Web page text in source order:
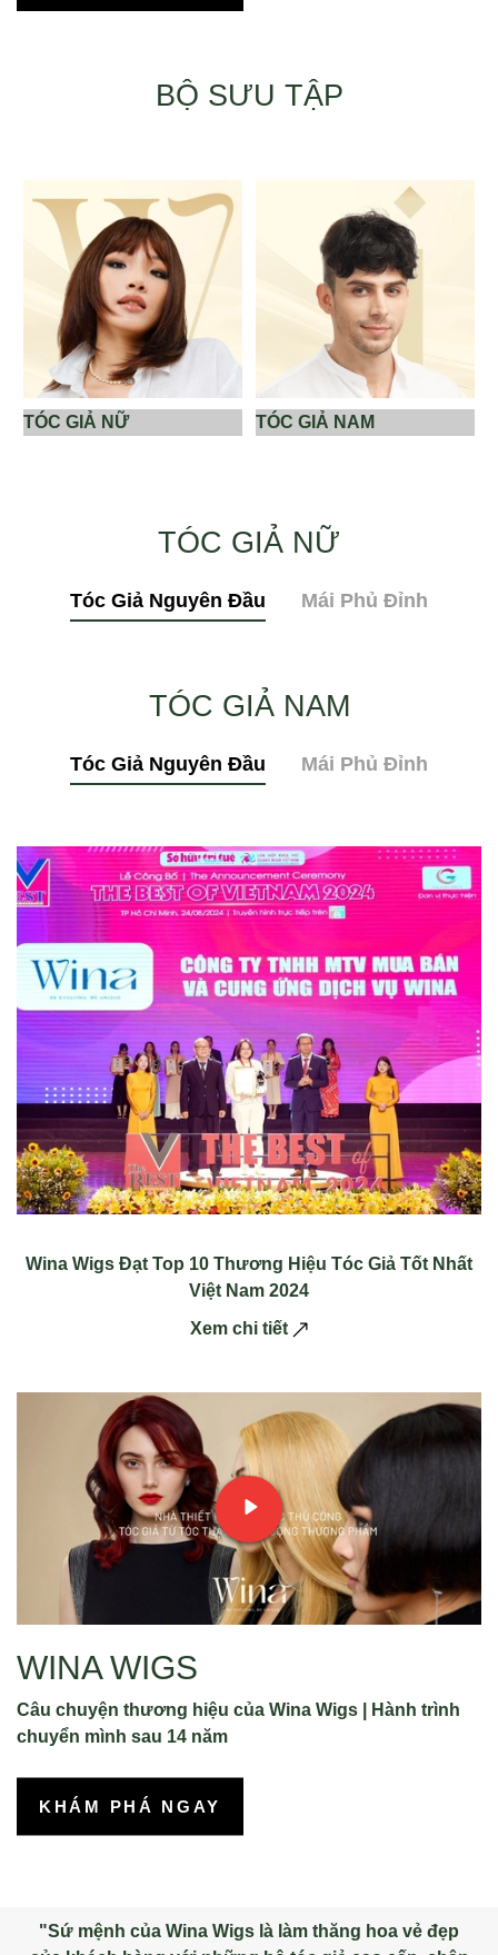
BỘ SƯU TẬP
TÓC GIẢ NỮ TÓC GIẢ NAM
TÓC GIẢ NỮ
Tóc Giả Nguyên Đầu Mái Phủ Đỉnh
TÓC GIẢ NAM
Tóc Giả Nguyên Đầu Mái Phủ Đỉnh
Wina Wigs Đạt Top 10 Thương Hiệu Tóc Giả Tốt Nhất
Việt Nam 2024
Xem chi tiết
WINA WIGS
Câu chuyện thương hiệu của Wina Wigs | Hành trình
chuyển mình sau 14 năm
KHÁM PHÁ NGAY
"Sứ mệnh của Wina Wigs là làm thăng hoa vẻ đẹp